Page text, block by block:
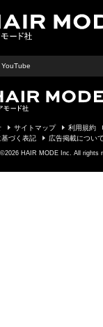
YouTube
サイトマップ 利用規約
づく表記
広告掲載について
HAIR MODE Inc. All rights